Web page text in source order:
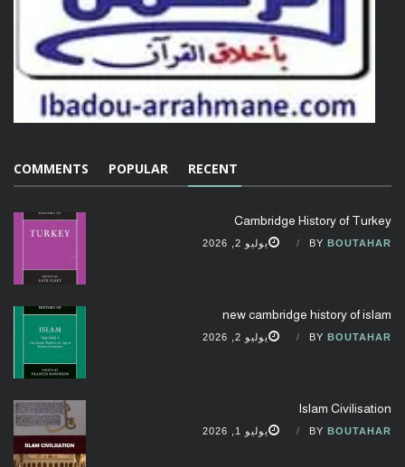
RECENT
POPULAR
COMMENTS
Cambridge History of Turkey
BY BOUTAHAR يوليو 2, 2026
new cambridge history of islam
BY BOUTAHAR يوليو 2, 2026
Islam Civilisation
BY BOUTAHAR يوليو 1, 2026